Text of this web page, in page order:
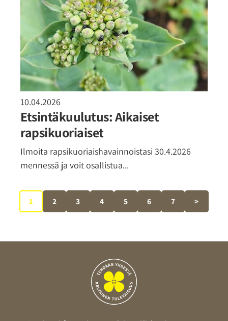
10.04.2026
Etsintäkuulutus: Aikaiset
rapsikuoriaiset
Ilmoita rapsikuoriaishavainnoistasi 30.4.2026
mennessä ja voit osallistua...
1 2 3 4 5 6 7 >